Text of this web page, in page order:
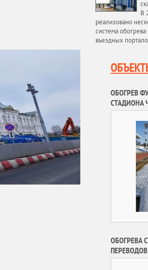
В
реализовано
система
въездных
ОБОГРЕВ
СТАДИОНА
ОБОГРЕВА